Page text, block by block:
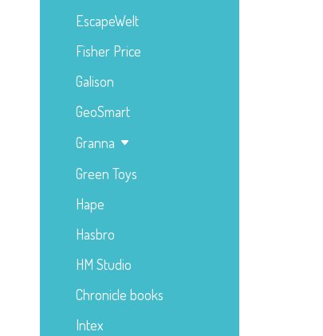
EscapeWelt
Fisher Price
Galison
GeoSmart
Granna
Green Toys
Hape
Hasbro
HM Studio
Chronicle books
Intex